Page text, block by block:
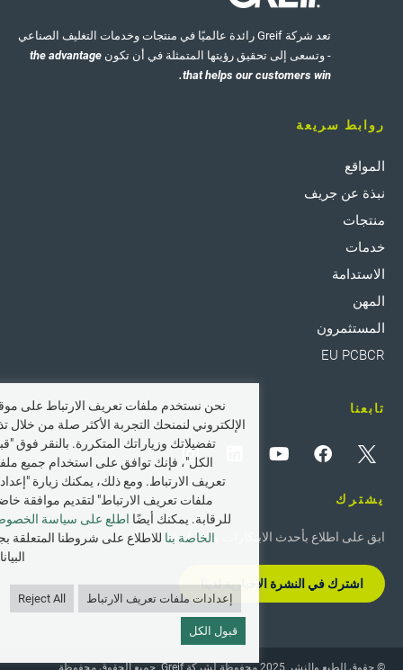
تعد شركة Greif رائدة عالميًا في منتجات وخدمات التغليف الصناعي
- وتسعى إلى تحقيق رؤيتها المتمثلة في أن تكون the advantage
that helps our customers win.
روابط سريعة
المواقع
نبذة عن جريف
منتجات
خدمات
الاستدامة
المهن
المستثمرون
EU PCBCR
تابعنا
يشترك
ابق على اطلاع بأحدث الابتكارات والأخبار في Greif.
اشترك في النشرة الإخبارية لدينا
نحن نستخدم ملفات تعريف الارتباط على
الإلكتروني لنمنحك التجربة الأكثر صلة من خلال
تفضيلاتك وزياراتك المتكررة. بالنقر فوق
الكل"، فإنك توافق على استخدام جميع
تعريف الارتباط. ومع ذلك، يمكنك زيارة
ملفات تعريف الارتباط" لتقديم موافقة
للرقابة. يمكنك أيضًا اطلع على سياسة
الخاصة بنا للاطلاع على شروطنا المتعلقة
إعدادات ملفات تعريف الارتباط Reject All
قبول الكل